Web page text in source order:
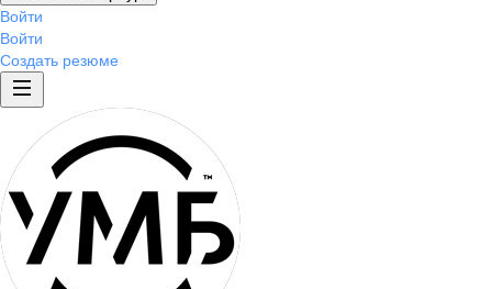
Войти
Войти
Создать резюме